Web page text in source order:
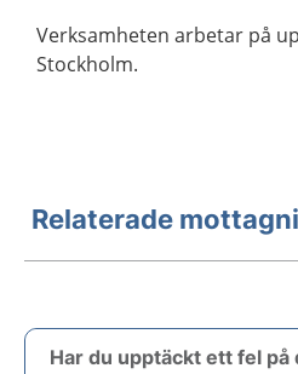
Verksamheten arbetar på
Stockholm.
Relaterade
Har du upptäckt ett fel på